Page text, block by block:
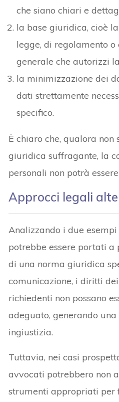
che siano chiari e
la base giuridica, cioè
legge, di regolamento
generale che autorizzi
la minimizzazione dei
dati strettamente
specifico.
È chiaro che, qualora non
giuridica suffragante, la
personali non potrà
Approcci legali
Analizzando i due
potrebbe essere portati a
di una norma giuridica
comunicazione, i diritti
richiedenti non possano
adeguato, generando una
ingiustizia.
Tuttavia, nei casi
avvocati potrebbero non
strumenti appropriati per